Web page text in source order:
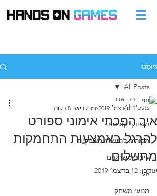
פוסט
All Posts
משחקי קופסא
מקורות למעצבי משחקים
עיצוב משחקים
VR
מנועי משחק
All Posts
איך הפכתי אימוני ספורט
להרגל באמצעות התחמקות
מתשלום
דורי אדר
11 בדצמ׳ 2019
זמן קריאה 8 דקות
עודכן: 12 בדצמ׳ 2019